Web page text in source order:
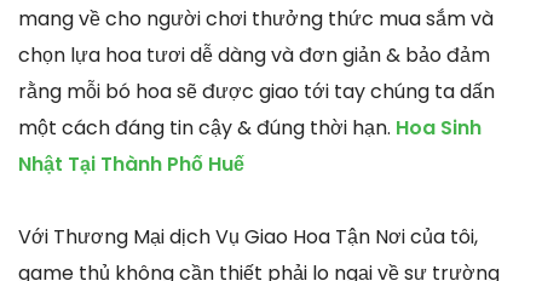
mang về cho người chơi thưởng thức mua sắm và
chọn lựa hoa tươi dễ dàng và đơn giản & bảo đảm
rằng mỗi bó hoa sẽ được giao tới tay chúng ta dấn
một cách đáng tin cậy & đúng thời hạn. Hoa Sinh
Nhật Tại Thành Phố Huế
Với Thương Mại dịch Vụ Giao Hoa Tận Nơi của tôi,
game thủ không cần thiết phải lo ngại về sự trường